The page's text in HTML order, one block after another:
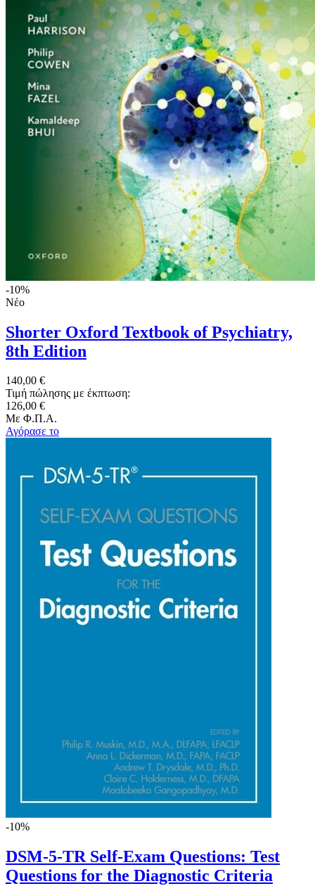
-10%
Νέο
Shorter Oxford Textbook of Psychiatry,
8th Edition
140,00 €
Τιμή πώλησης με έκπτωση:
126,00 €
Με Φ.Π.Α.
Αγόρασε το
-10%
DSM-5-TR Self-Exam Questions: Test
Questions for the Diagnostic Criteria